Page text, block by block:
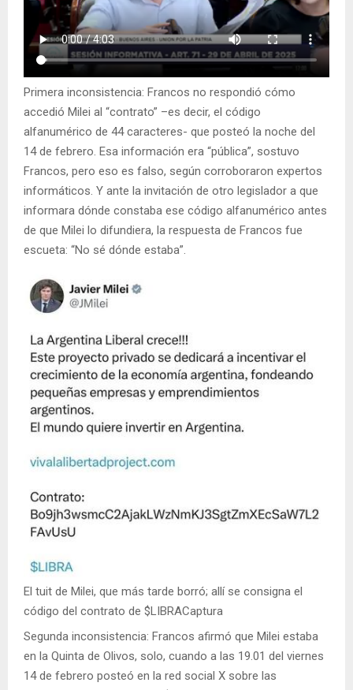
Primera inconsistencia: Francos no respondió cómo
accedió Milei al “contrato” –es decir, el código
alfanumérico de 44 caracteres- que posteó la noche del
14 de febrero. Esa información era “pública”, sostuvo
Francos, pero eso es falso, según corroboraron expertos
informáticos. Y ante la invitación de otro legislador a que
informara dónde constaba ese código alfanumérico antes
de que Milei lo difundiera, la respuesta de Francos fue
escueta: “No sé dónde estaba”.
El tuit de Milei, que más tarde borró; allí se consigna el
código del contrato de $LIBRACaptura
Segunda inconsistencia: Francos afirmó que Milei estaba
en la Quinta de Olivos, solo, cuando a las 19.01 del viernes
14 de febrero posteó en la red social X sobre las